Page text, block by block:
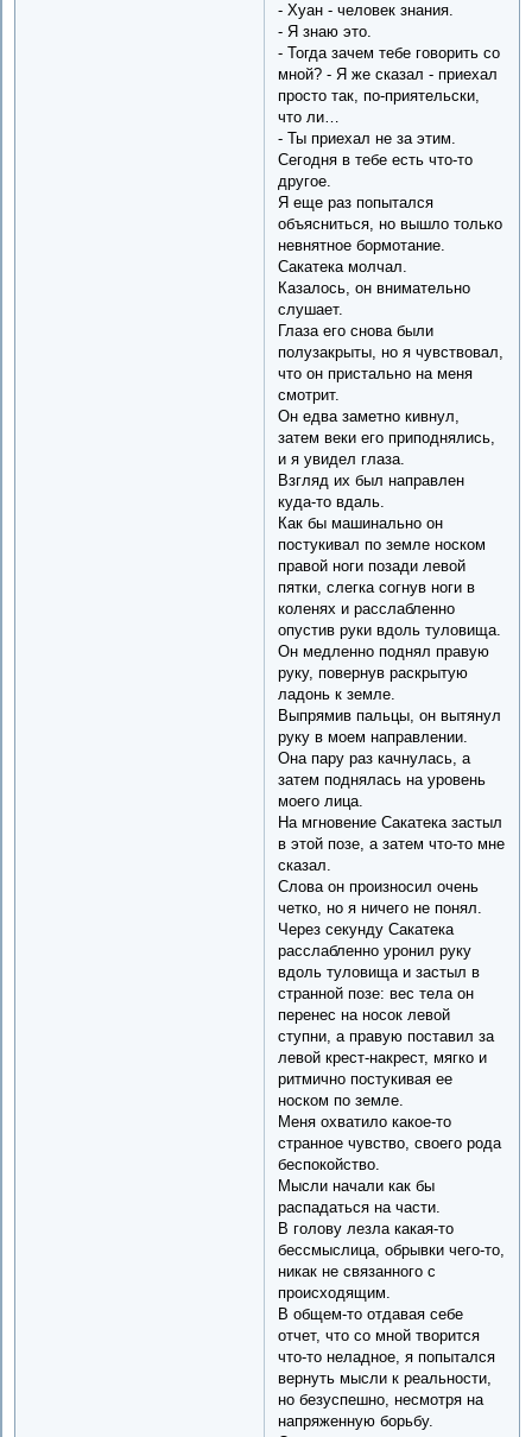
- Хуан - человек знания.
- Я знаю это.
- Тогда зачем тебе говорить со
мной? - Я же сказал - приехал
просто так, по-приятельски,
что ли…
- Ты приехал не за этим.
Сегодня в тебе есть что-то
другое.
Я еще раз попытался
объясниться, но вышло только
невнятное бормотание.
Сакатека молчал.
Казалось, он внимательно
слушает.
Глаза его снова были
полузакрыты, но я чувствовал,
что он пристально на меня
смотрит.
Он едва заметно кивнул,
затем веки его приподнялись,
и я увидел глаза.
Взгляд их был направлен
куда-то вдаль.
Как бы машинально он
постукивал по земле носком
правой ноги позади левой
пятки, слегка согнув ноги в
коленях и расслабленно
опустив руки вдоль туловища.
Он медленно поднял правую
руку, повернув раскрытую
ладонь к земле.
Выпрямив пальцы, он вытянул
руку в моем направлении.
Она пару раз качнулась, а
затем поднялась на уровень
моего лица.
На мгновение Сакатека застыл
в этой позе, а затем что-то мне
сказал.
Слова он произносил очень
четко, но я ничего не понял.
Через секунду Сакатека
расслабленно уронил руку
вдоль туловища и застыл в
странной позе: вес тела он
перенес на носок левой
ступни, а правую поставил за
левой крест-накрест, мягко и
ритмично постукивая ее
носком по земле.
Меня охватило какое-то
странное чувство, своего рода
беспокойство.
Мысли начали как бы
распадаться на части.
В голову лезла какая-то
бессмыслица, обрывки чего-то,
никак не связанного с
происходящим.
В общем-то отдавая себе
отчет, что со мной творится
что-то неладное, я попытался
вернуть мысли к реальности,
но безуспешно, несмотря на
напряженную борьбу.